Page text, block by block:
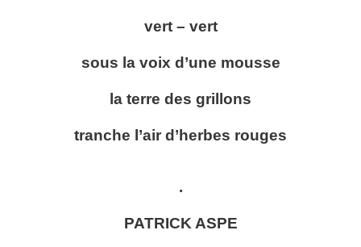
vert – vert
sous la voix d’une mousse
la terre des grillons
tranche l’air d’herbes rouges
.
PATRICK ASPE